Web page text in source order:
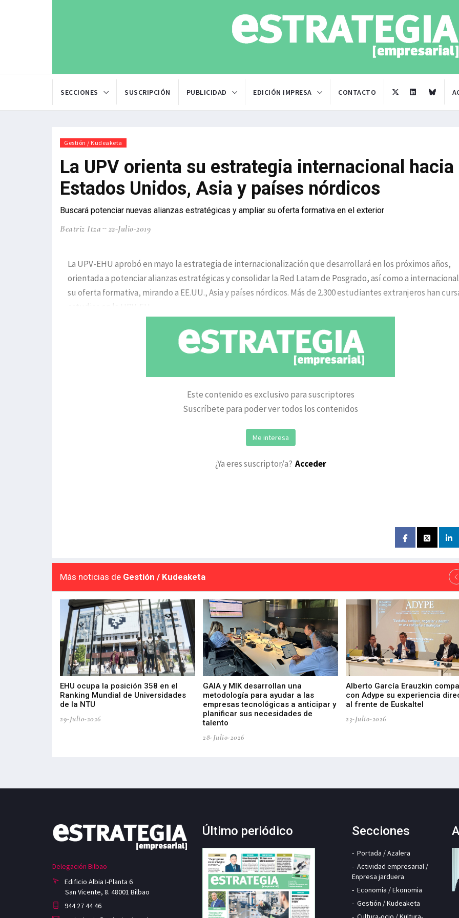
SECCIONES SUSCRIPCIÓN PUBLICIDAD EDICIÓN IMPRESA CONTACTO
Gestión / Kudeaketa
La UPV orienta su estrategia internacional hacia
Estados Unidos, Asia y países nórdicos
Buscará potenciar nuevas alianzas estratégicas y ampliar su oferta formativa en el exterior
Beatriz Itza 22-Julio-2019
La UPV-EHU aprobó en mayo la estrategia de internacionalización que desarrollará en los próximos años,
orientada a potenciar alianzas estratégicas y consolidar la Red Latam de Posgrado, así como a
su oferta formativa, mirando a EE.UU., Asia y países nórdicos. Más de 2.300 estudiantes extranjeros han
estudios en la UPV-EH
Este contenido es exclusivo para suscriptores
Suscríbete para poder ver todos los contenidos
Me interesa
¿Ya eres suscriptor/a? Acceder
Más noticias de Gestión / Kudeaketa
EHU ocupa la posición 358 en el
Ranking Mundial de Universidades
de la NTU
29-Julio-2026
GAIA y MIK desarrollan una
metodología para ayudar a las
empresas tecnológicas a anticipar y
planificar sus necesidades de
talento
28-Julio-2026
Alberto García Erauzkin
con Adype su experiencia
al frente de Euskaltel
23-Julio-2026
Delegación Bilbao
Edificio Albia I-Planta 6
San Vicente, 8. 48001 Bilbao
944 27 44 46
Último periódico Secciones
Portada / Azalera
Actividad empresarial /
Enpresa jarduera
Economía / Ekonomia
Gestión / Kudeaketa